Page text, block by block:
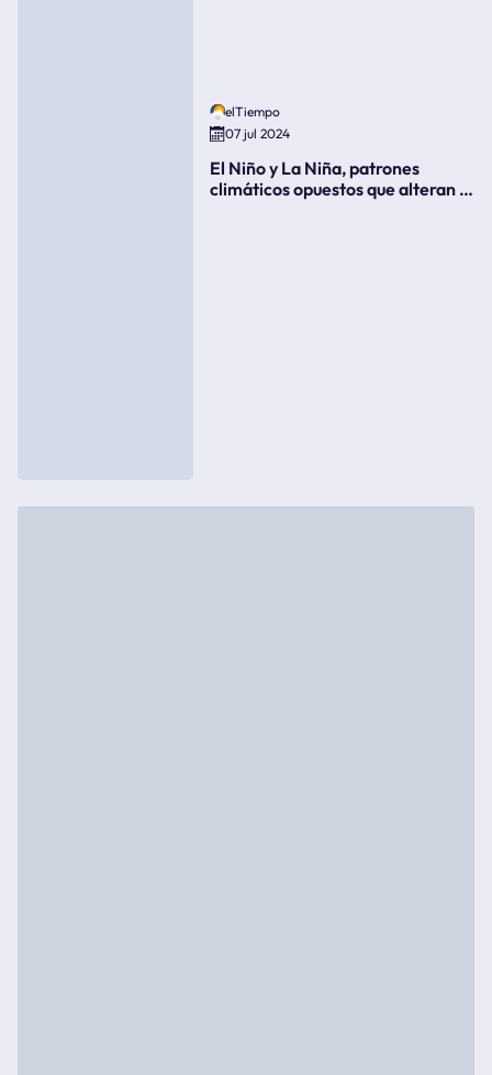
elTiempo
07 jul 2024
El Niño y La Niña, patrones
climáticos opuestos que alteran la